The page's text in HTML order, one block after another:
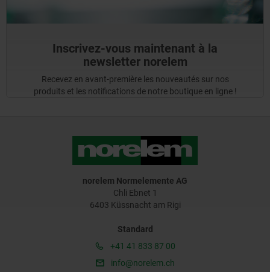
Inscrivez-vous maintenant à la
newsletter norelem
Recevez en avant-première les nouveautés sur nos
produits et les notifications de notre boutique en ligne !
norelem Normelemente AG
Chli Ebnet 1
6403 Küssnacht am Rigi
Standard
+41 41 833 87 00
info@norelem.ch